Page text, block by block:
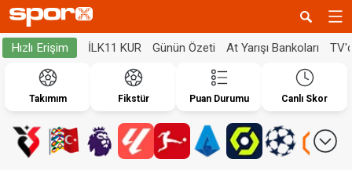
Hızlı Erişim İLK11 KUR Günün Özeti At Yarışı Bankoları
Takımım Fikstür Puan Durumu Canlı Skor